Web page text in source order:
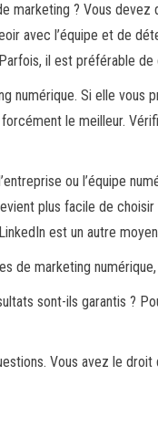
? Vous
avec l’équipe et de
il est préférable
Si elle vous
le meilleur.
ou l’équipe
plus facile de
est un autre
de marketing
sont-ils garantis ?
Vous avez le droit